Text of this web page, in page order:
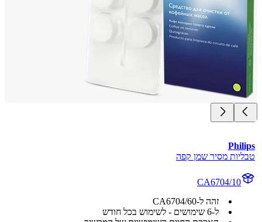
מסיר שמן קפה
CA6704/10
זהה ל-CA6704/60
ל-6 שימושים - לשימוש בכל חודש